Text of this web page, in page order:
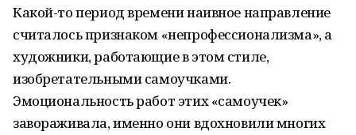
Какой-то период времени наивное направление
считалось признаком «непрофессионализма», а
художники, работающие в этом стиле,
изобретательными самоучками.
Эмоциональность работ этих «самоучек»
завораживала, именно они вдохновили многих